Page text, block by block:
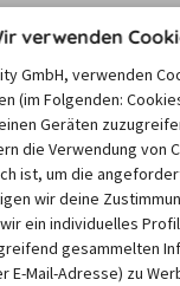
Offerten der
Mietpreisen.
werden und
mit
Auf
die im Falle
ist, bei Avis in
Super Cover auf
von Avis in
verwenden
GmbH, verwenden
(im Folgenden:
Geräten
die Verwendung von
ist, um die
wir deine
ein individuelles
gesammelten
E-Mail-Adresse) zu